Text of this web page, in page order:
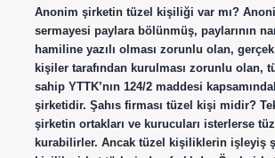
Anonim şirketin tüzel kişiliği var mı?
sermayesi paylara bölünmüş, paylarının
hamiline yazılı olması zorunlu olan,
kişiler tarafından kurulması zorunlu olan,
sahip YTTK’nın 124/2 maddesi
şirketidir. Şahıs firması tüzel kişi midir?
şirketin ortakları ve kurucuları isterlerse
kurabilirler. Ancak tüzel kişiliklerin işleyiş